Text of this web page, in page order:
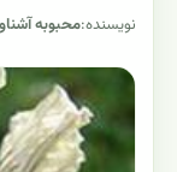
نویسنده:محبوبه